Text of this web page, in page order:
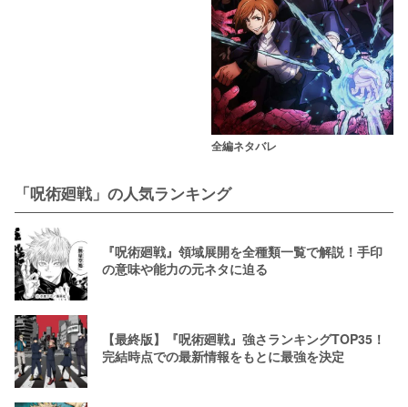
全編ネタバレ
「呪術廻戦」の人気ランキング
『呪術廻戦』領域展開を全種類一覧で解説！手印
の意味や能力の元ネタに迫る
【最終版】『呪術廻戦』強さランキングTOP35！
完結時点での最新情報をもとに最強を決定